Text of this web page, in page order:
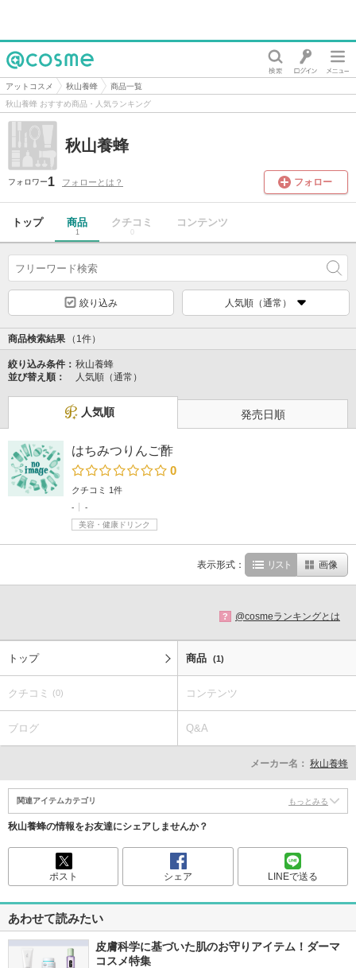
@cosme
アットコスメ 秋山養蜂
商品一覧
秋山養蜂 おすすめ商品・人気ランキング
秋山養蜂
フォロワー1 フォローとは？ フォロー
トップ 商品
1
クチコミ
0
コンテンツ
絞り込み 人気順（通常）
商品検索結果 （1件）
絞り込み条件： 秋山養蜂
並び替え順：
人気順（通常）
人気順 発売日順
はちみつりんご酢
0
クチコミ 1件
-
-
美容・健康ドリンク
表示形式： リスト 画像
? @cosmeランキングとは
トップ 商品 (1)
クチコミ (0) コンテンツ
ブログ Q&A
メーカー名： 秋山養蜂
関連アイテムカテゴリ もっとみる
秋山養蜂の情報をお友達にシェアしませんか？
ポスト シェア LINEで送る
あわせて読みたい
皮膚科学に基づいた肌のお守りアイテム！ダーマ
コスメ特集